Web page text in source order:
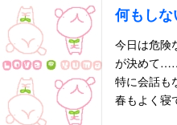
何もしな
今日は危険
が決めて
特に会話も
春もよく寝